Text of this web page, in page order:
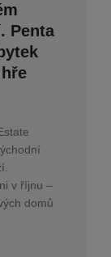
Penta
v říjnu –
domů